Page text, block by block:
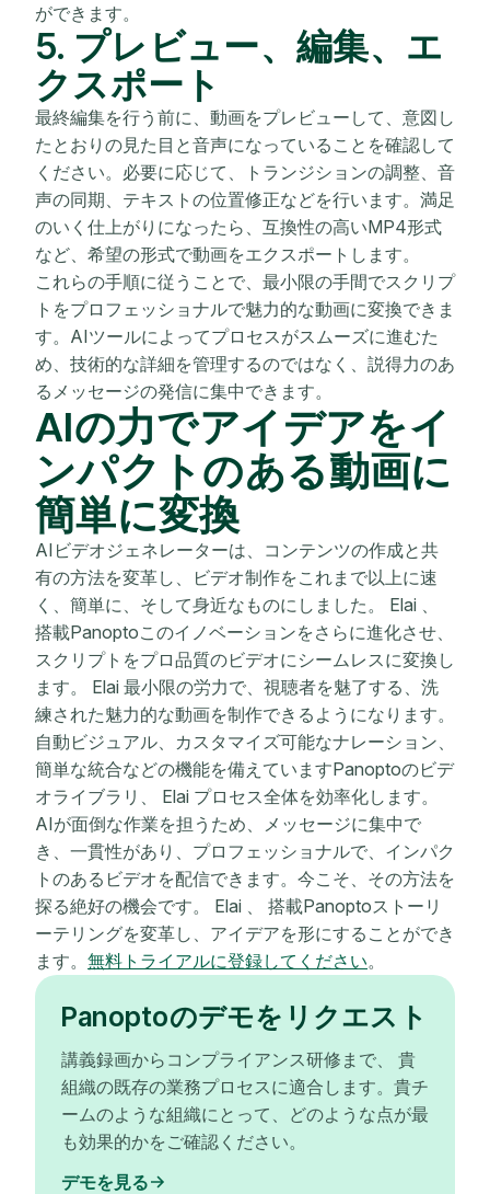
ができます。
5. プレビュー、編集、エ
クスポート
最終編集を行う前に、動画をプレビューして、意図し
たとおりの見た目と音声になっていることを確認して
ください。必要に応じて、トランジションの調整、音
声の同期、テキストの位置修正などを行います。満足
のいく仕上がりになったら、互換性の高いMP4形式
など、希望の形式で動画をエクスポートします。
これらの手順に従うことで、最小限の手間でスクリプ
トをプロフェッショナルで魅力的な動画に変換できま
す。AIツールによってプロセスがスムーズに進むた
め、技術的な詳細を管理するのではなく、説得力のあ
るメッセージの発信に集中できます。
AIの力でアイデアをイ
ンパクトのある動画に
簡単に変換
AIビデオジェネレーターは、コンテンツの作成と共
有の方法を変革し、ビデオ制作をこれまで以上に速
く、簡単に、そして身近なものにしました。 Elai 、
搭載Panoptoこのイノベーションをさらに進化させ、
スクリプトをプロ品質のビデオにシームレスに変換し
ます。 Elai 最小限の労力で、視聴者を魅了する、洗
練された魅力的な動画を制作できるようになります。
自動ビジュアル、カスタマイズ可能なナレーション、
簡単な統合などの機能を備えていますPanoptoのビデ
オライブラリ、 Elai プロセス全体を効率化します。
AIが面倒な作業を担うため、メッセージに集中で
き、一貫性があり、プロフェッショナルで、インパク
トのあるビデオを配信できます。今こそ、その方法を
探る絶好の機会です。 Elai 、 搭載Panoptoストーリ
ーテリングを変革し、アイデアを形にすることができ
ます。 無料トライアルに登録してください。
Panoptoのデモをリクエスト
講義録画からコンプライアンス研修まで、 貴
組織の既存の業務プロセスに適合します。貴チ
ームのような組織にとって、どのような点が最
も効果的かをご確認ください。
デモを見る